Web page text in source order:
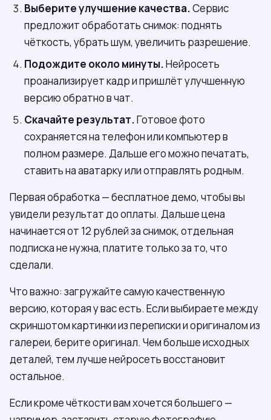
Выберите улучшение качества.Сервис
предложит обработать снимок: поднять
чёткость, убрать шум, увеличить разрешение.
Подождите около минуты.Нейросеть
проанализирует кадр и пришлёт улучшенную
версию обратно в чат.
Скачайте результат.Готовое фото
сохраняется на телефон или компьютер в
полном размере. Дальше его можно печатать,
ставить на аватарку или отправлять родным.
Первая обработка — бесплатное демо, чтобы вы
увидели результат до оплаты. Дальше цена
начинается от 12 рублей за снимок, отдельная
подписка не нужна, платите только за то, что
сделали.
Что важно: загружайте самую качественную
версию, которая у вас есть. Если выбираете между
скриншотом картинки из переписки и оригиналом из
галереи, берите оригинал. Чем больше исходных
деталей, тем лучше нейросеть восстановит
остальное.
Если кроме чёткости вам хочется большего —